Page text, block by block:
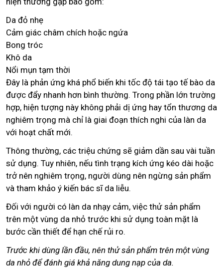
Da đỏ nhẹ
Cảm giác châm chích hoặc ngứa
Bong tróc
Khô da
Nổi mụn tạm thời
Đây là phản ứng khá phổ biến khi tốc độ tái tạo tế bào da
được đẩy nhanh hơn bình thường. Trong phần lớn trường
hợp, hiện tượng này không phải dị ứng hay tổn thương da
nghiêm trọng mà chỉ là giai đoạn thích nghi của làn da
với hoạt chất mới.
Thông thường, các triệu chứng sẽ giảm dần sau vài tuần
sử dụng. Tuy nhiên, nếu tình trạng kích ứng kéo dài hoặc
trở nên nghiêm trọng, người dùng nên ngừng sản phẩm
và tham khảo ý kiến bác sĩ da liễu.
Đối với người có làn da nhạy cảm, việc thử sản phẩm
trên một vùng da nhỏ trước khi sử dụng toàn mặt là
bước cần thiết để hạn chế rủi ro.
Trước khi dùng lần đầu, nên thử sản phẩm trên một vùng
da nhỏ để đánh giá khả năng dung nạp của da.